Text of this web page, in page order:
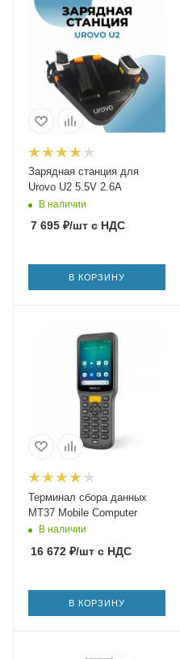
Зарядная станция для
Urovo U2 5.5V 2.6A
В наличии
7 695 ₽/шт с НДС
В КОРЗИНУ
Терминал сбора данных
MT37 Mobile Computer
В наличии
16 672 ₽/шт с НДС
В КОРЗИНУ